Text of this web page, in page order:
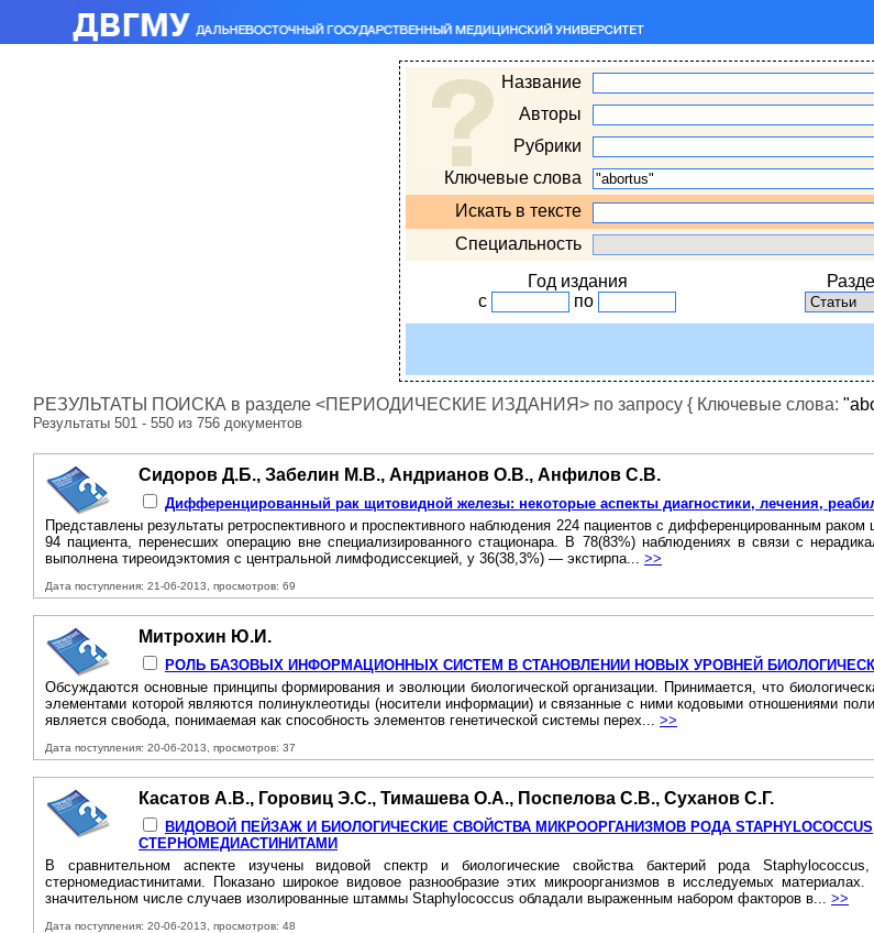
Название
Авторы
Рубрики
Ключевые слова
Искать в тексте
Специальность
Год издания
с
по
РЕЗУЛЬТАТЫ ПОИСКА в разделе <ПЕРИОДИЧЕСКИЕ ИЗДАНИЯ> по запросу { Ключевые слова:
Результаты 501 - 550 из 756 документов
Сидоров Д.Б., Забелин М.В., Андрианов О.В., Анфилов С.В.
Дифференцированный рак щитовидной железы: некоторые аспекты диагностики, лечения,
Представлены результаты ретроспективного и проспективного наблюдения 224 пациентов с дифференцированным
94 пациента, перенесших операцию вне специализированного стационара. В 78(83%) наблюдениях в связи с
выполнена тиреоидэктомия с центральной лимфодиссекцией, у 36(38,3%) — экстирпа... >>
Дата поступления: 21-06-2013, просмотров: 69
Митрохин Ю.И.
РОЛЬ БАЗОВЫХ ИНФОРМАЦИОННЫХ СИСТЕМ В СТАНОВЛЕНИИ НОВЫХ УРОВНЕЙ
Обсуждаются основные принципы формирования и эволюции биологической организации. Принимается, что
элементами которой являются полинуклеотиды (носители информации) и связанные с ними кодовыми отношениями
является свобода, понимаемая как способность элементов генетической системы перех... >>
Дата поступления: 20-06-2013, просмотров: 37
Касатов А.В., Горовиц Э.С., Тимашева О.А., Поспелова С.В., Суханов С.Г.
ВИДОВОЙ ПЕЙЗАЖ И БИОЛОГИЧЕСКИЕ СВОЙСТВА МИКРООРГАНИЗМОВ РОДА
СТЕРНОМЕДИАСТИНИТАМИ
В сравнительном аспекте изучены видовой спектр и биологические свойства бактерий рода
стерномедиастинитами. Показано широкое видовое разнообразие этих микроорганизмов в исследуемых
значительном числе случаев изолированные штаммы Staphylococcus обладали выраженным набором факторов в... >>
Дата поступления: 20-06-2013, просмотров: 48